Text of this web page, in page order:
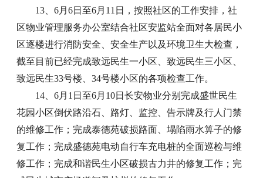
13、6月6日至6月11日，按照社区的工作安排，社
区物业管理服务办公室结合社区安监站全面对各居民小
区逐楼进行消防安全、安全生产以及环境卫生大检查，
截至目前已经完成致远民生一小区、致远民生三小区、
致远民生33号楼、34号楼小区的各项检查工作。
14、6月1日至6月10日长安物业分别完成盛世民生
花园小区倒伏路沿石、路灯、监控、告示牌及行人门禁
的维修工作；完成泰德苑破损路面、塌陷雨水箅子的修
复工作；完成盛德苑电动自行车充电桩的全面巡检与维
修工作；完成和谐民生小区破损古力井的修复工作；完